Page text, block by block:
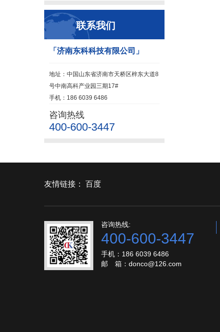
联系我们
「济南东科科技有限公司」
地址：中国山东省济南市天桥区梓东大道8
号中南高科产业园三期17#
手机：186 6039 6486
咨询热线
400-600-3447
友情链接： 百度
咨询热线:
400-600-3447
手机：186 6039 6486
邮 箱：donco@126.com